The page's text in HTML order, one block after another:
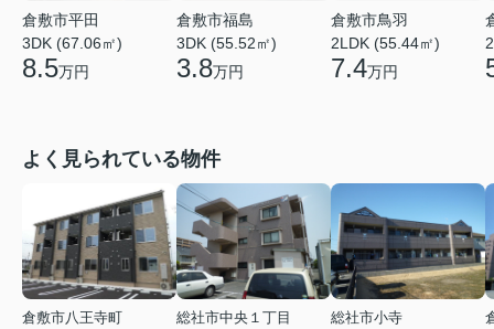
倉敷市平田
3DK (67.06㎡)
8.5万円
倉敷市福島
3DK (55.52㎡)
3.8万円
倉敷市鳥羽
2LDK (55.44㎡)
7.4万円
よく見られている物件
倉敷市八王寺町
総社市中央１丁目
総社市小寺